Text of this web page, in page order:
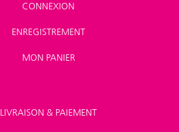
CONNEXION
ENREGISTREMENT
MON PANIER
LIVRAISON & PAIEMENT